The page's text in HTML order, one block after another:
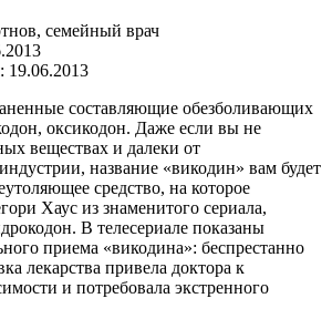
семейный врач
19.06.2013
составляющие обезболивающих
оксикодон. Даже если вы не
веществах и далеки от
название «викодин» вам будет
средство, на которое
Хаус из знаменитого сериала,
В телесериале показаны
приема «викодина»: беспрестанно
лекарства привела доктора к
и потребовала экстренного